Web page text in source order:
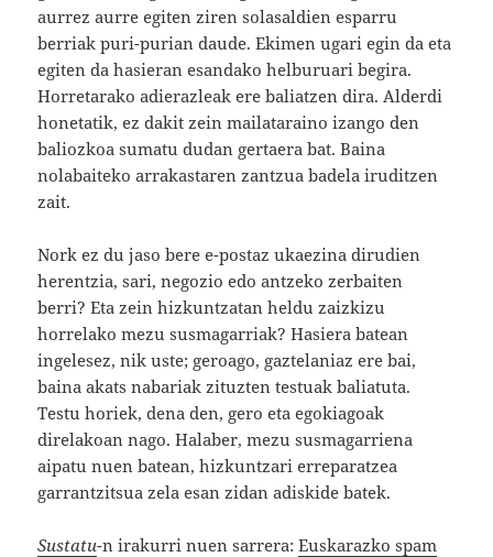
aurrez aurre egiten ziren solasaldien esparru
berriak puri-purian daude. Ekimen ugari egin da eta
egiten da hasieran esandako helburuari begira.
Horretarako adierazleak ere baliatzen dira. Alderdi
honetatik, ez dakit zein mailataraino izango den
baliozkoa sumatu dudan gertaera bat. Baina
nolabaiteko arrakastaren zantzua badela iruditzen
zait.
Nork ez du jaso bere e-postaz ukaezina dirudien
herentzia, sari, negozio edo antzeko zerbaiten
berri? Eta zein hizkuntzatan heldu zaizkizu
horrelako mezu susmagarriak? Hasiera batean
ingelesez, nik uste; geroago, gaztelaniaz ere bai,
baina akats nabariak zituzten testuak baliatuta.
Testu horiek, dena den, gero eta egokiagoak
direlakoan nago. Halaber, mezu susmagarriena
aipatu nuen batean, hizkuntzari erreparatzea
garrantzitsua zela esan zidan adiskide batek.
Sustatu-n irakurri nuen sarrera:Euskarazko spam